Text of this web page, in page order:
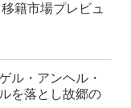
籍市場プレビュ
ル・アンヘル・
を落とし故郷の